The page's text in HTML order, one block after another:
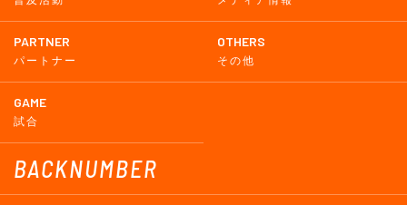
PARTNER
パートナー
OTHERS
その他
GAME
試合
BACKNUMBER